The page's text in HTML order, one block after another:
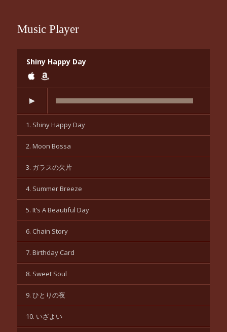
Music Player
Shiny Happy Day
1. Shiny Happy Day
2. Moon Bossa
3. ガラスの欠片
4. Summer Breeze
5. It’s A Beautiful Day
6. Chain Story
7. Birthday Card
8. Sweet Soul
9. ひとりの夜
10. いざよい